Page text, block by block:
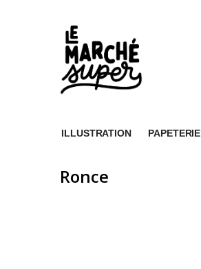
ILLUSTRATION PAPETERIE
Ronce